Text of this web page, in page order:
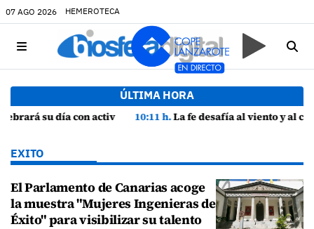
07 AGO 2026 HEMEROTECA
ÚLTIMA HORA
10:11 h.La fe desafía al viento y al calor: cientos de peregrinos arropan a la Virgen de las Nieves
EXITO
El Parlamento de Canarias acoge
la muestra "Mujeres Ingenieras de
Éxito" para visibilizar su talento